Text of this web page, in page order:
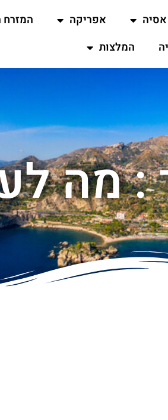
אסיה אפריקה המזרח
המלצות
: מה